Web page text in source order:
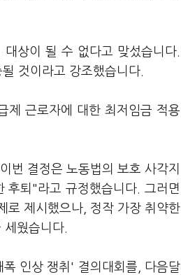
상이 될 수 없다고 맞섰습니다.
것이라고 강조했습니다.
제 근로자에 대한 최저임금 적용
번 결정은 노동법의 보호 사각지
후퇴"라고 규정했습니다. 그러면
로 제시했으나, 정작 가장 취약한
웠습니다.
인상 쟁취' 결의대회를, 다음달